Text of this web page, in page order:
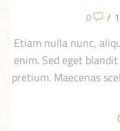
/
0
Etiam nulla nunc,
enim. Sed eget
pretium. Maecenas